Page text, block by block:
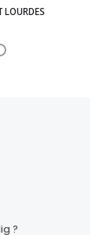
LOURDES
?